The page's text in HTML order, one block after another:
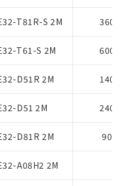
T81R-S 2M 360
T61-S 2M 600
D51R 2M 140
D51 2M 240
D81R 2M 90
A08H2 2M